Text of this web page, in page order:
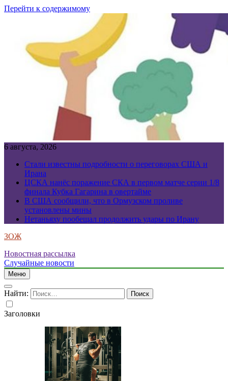
Перейти к содержимому
6 августа, 2026
Стали известны подробности о переговорах США и
Ирана
ЦСКА нанёс поражение СКА в первом матче серии 1/8
финала Кубка Гагарина в овертайме
В США сообщили, что в Ормузском проливе
установлены мины
Нетаньяху пообещал продолжить удары по Ирану
ЗОЖ
Новостная рассылка
Случайные новости
Меню
Найти:
Заголовки